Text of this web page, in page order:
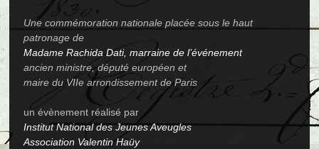
Une commémoration nationale placée sous le haut
patronage de
Madame Rachida Dati, marraine de l’événement
ancien ministre, député européen et
maire du VIIe arrondissement de Paris
un évènement réalisé par
Institut National des Jeunes Aveugles
Association Valentin Haüy